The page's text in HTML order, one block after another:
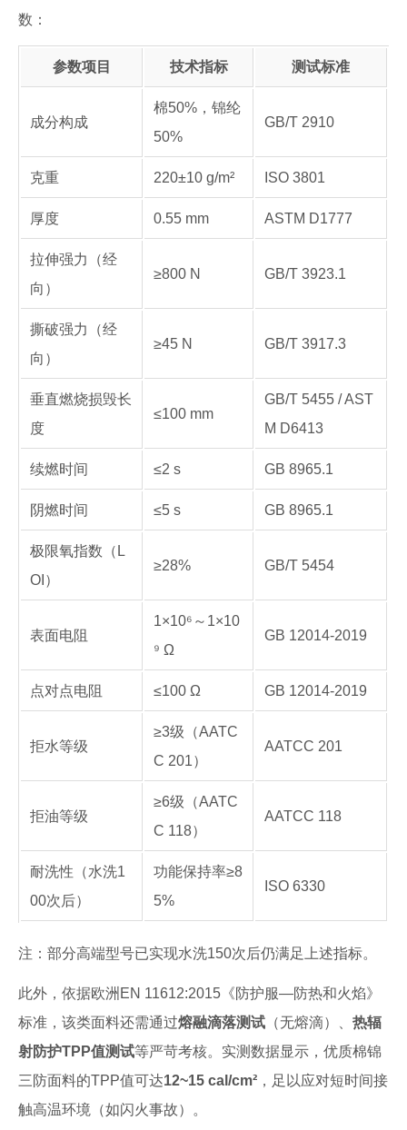
数：
参数项目 技术指标 测试标准
成分构成
棉50%，锦纶
50%
GB/T 2910
克重 220±10 g/m² ISO 3801
厚度 0.55 mm ASTM D1777
拉伸强力（经
向）
≥800 N GB/T 3923.1
撕破强力（经
向）
≥45 N GB/T 3917.3
垂直燃烧损毁长
度
≤100 mm
GB/T 5455 / AST
M D6413
续燃时间 ≤2 s GB 8965.1
阴燃时间 ≤5 s GB 8965.1
极限氧指数（L
OI）
≥28% GB/T 5454
表面电阻
1×10⁶～1×10
⁹ Ω
GB 12014-2019
点对点电阻 ≤100 Ω GB 12014-2019
拒水等级
≥3级（AATC
C 201）
AATCC 201
拒油等级
≥6级（AATC
C 118）
AATCC 118
耐洗性（水洗1
00次后）
功能保持率≥8
5%
ISO 6330
注：部分高端型号已实现水洗150次后仍满足上述指标。
此外，依据欧洲EN 11612:2015《防护服—防热和火焰》
标准，该类面料还需通过熔融滴落测试 （无熔滴）、 热辐
射防护TPP值测试等严苛考核。实测数据显示，优质棉锦
三防面料的TPP值可达12~15 cal/cm² ，足以应对短时间接
触高温环境（如闪火事故）。